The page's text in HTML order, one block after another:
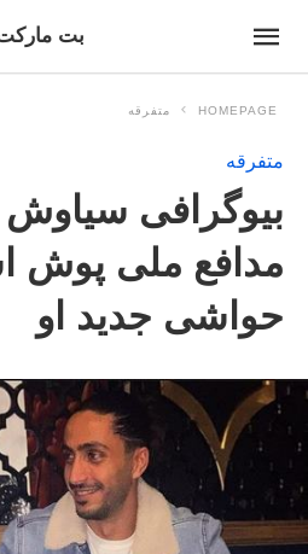
بت
HOMEPAGE متفرقه
متفرقه
بیوگرافی سیاوش
مدافع ملی پوش
حواشی جدید او